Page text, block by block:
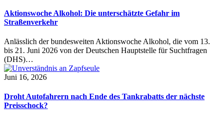
Aktionswoche Alkohol: Die unterschätzte Gefahr im
Straßenverkehr
Anlässlich der bundesweiten Aktionswoche Alkohol, die vom 13.
bis 21. Juni 2026 von der Deutschen Hauptstelle für Suchtfragen
(DHS)…
Juni 16, 2026
Droht Autofahrern nach Ende des Tankrabatts der nächste
Preisschock?